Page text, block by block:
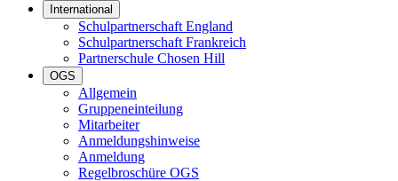
International
Schulpartnerschaft England
Schulpartnerschaft Frankreich
Partnerschule Chosen Hill
OGS
Allgemein
Gruppeneinteilung
Mitarbeiter
Anmeldungshinweise
Anmeldung
Regelbroschüre OGS